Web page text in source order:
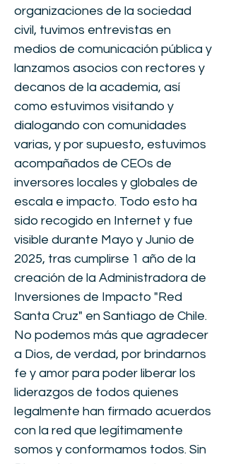
organizaciones de la sociedad
civil, tuvimos entrevistas en
medios de comunicación pública y
lanzamos asocios con rectores y
decanos de la academia, así
como estuvimos visitando y
dialogando con comunidades
varias, y por supuesto, estuvimos
acompañados de CEOs de
inversores locales y globales de
escala e impacto. Todo esto ha
sido recogido en Internet y fue
visible durante Mayo y Junio de
2025, tras cumplirse 1 año de la
creación de la Administradora de
Inversiones de Impacto "Red
Santa Cruz" en Santiago de Chile.
No podemos más que agradecer
a Dios, de verdad, por brindarnos
fe y amor para poder liberar los
liderazgos de todos quienes
legalmente han firmado acuerdos
con la red que legítimamente
somos y conformamos todos. Sin